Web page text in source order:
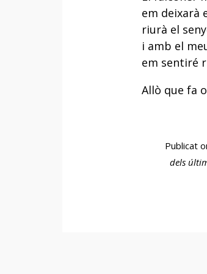
em deixarà
riurà el
i amb el
em sentiré
Allò que fa
Publicat
dels